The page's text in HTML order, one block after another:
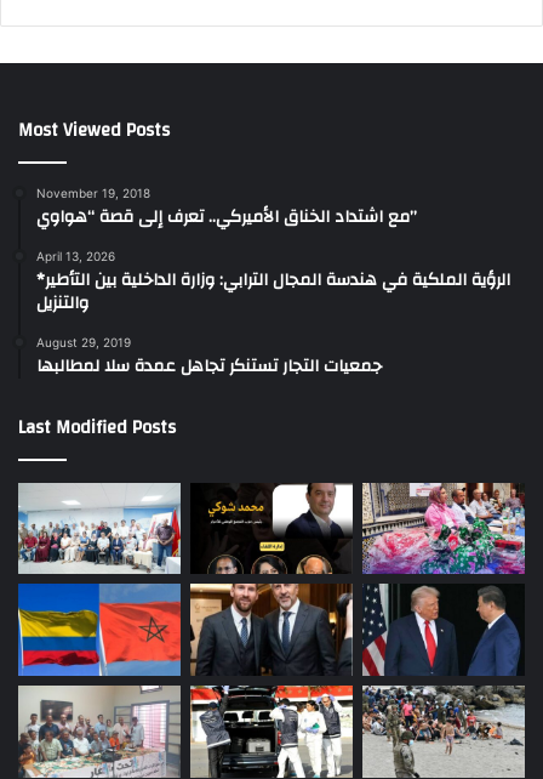
Most Viewed Posts
November 19, 2018
مع اشتداد الخناق الأميركي.. تعرف إلى قصة “هواوي”
April 13, 2026
*الرؤية الملكية في هندسة المجال الترابي: وزارة الداخلية بين التأطير
والتنزيل
August 29, 2019
جمعيات التجار تستنكر تجاهل عمدة سلا لمطالبها
Last Modified Posts